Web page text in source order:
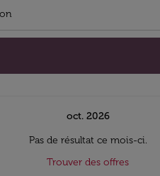
oct. 2026
Pas de résultat ce mois-ci.
Trouver des offres